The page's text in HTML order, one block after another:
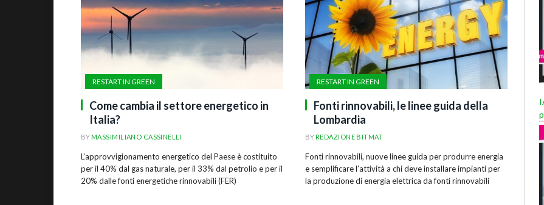
RESTART IN GREEN
Come cambia il settore energetico in
Italia?
BYMASSIMILIANO CASSINELLI
L’approvvigionamento energetico del Paese è costituito
per il 40% dal gas naturale, per il 33% dal petrolio e per il
20% dalle fonti energetiche rinnovabili (FER)
RESTART IN GREEN
Fonti rinnovabili, le linee guida della
Lombardia
BYREDAZIONE BITMAT
Fonti rinnovabili, nuove linee guida per produrre energia
e semplificare l’attività a chi deve installare impianti per
la produzione di energia elettrica da fonti rinnovabili